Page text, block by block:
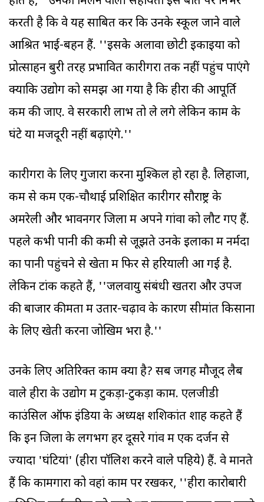
करती है कि वे यह साबित करें कि उनके स्कूल जाने वाले
आश्रित भाई-बहन हैं. ''इसके अलावा छोटी इकाइयों को
प्रोत्साहन बुरी तरह प्रभावित कारीगरों तक नहीं पहुंच पाएंगे
क्योंकि उद्योग को समझ आ गया है कि हीरों की आपूर्ति
कम की जाए. वे सरकारी लाभ तो ले लेंगे लेकिन काम के
घंटे या मजदूरी नहीं बढ़ाएंगे.''
कारीगरों के लिए गुजारा करना मुश्किल हो रहा है. लिहाजा,
कम से कम एक-चौथाई प्रशिक्षित कारीगर सौराष्ट्र के
अमरेली और भावनगर जिलों में अपने गांवों को लौट गए हैं.
पहले कभी पानी की कमी से जूझते उनके इलाकों में नर्मदा
का पानी पहुंचने से खेतों में फिर से हरियाली आ गई है.
लेकिन टांक कहते हैं, ''जलवायु संबंधी खतरों और उपज
की बाजार कीमतों में उतार-चढ़ाव के कारण सीमांत किसानों
के लिए खेती करना जोखिम भरा है.''
उनके लिए अतिरिक्त काम क्या है? सब जगह मौजूद लैब
वाले हीरों के उद्योग में टुकड़ा-टुकड़ा काम. एलजीडी
काउंसिल ऑफ इंडिया के अध्यक्ष शशिकांत शाह कहते हैं
कि इन जिलों के लगभग हर दूसरे गांव में एक दर्जन से
ज्यादा 'घंटियां' (हीरा पॉलिश करने वाले पहिये) हैं. वे मानते
हैं कि कामगारों को वहां काम पर रखकर, ''हीरा कारोबारी